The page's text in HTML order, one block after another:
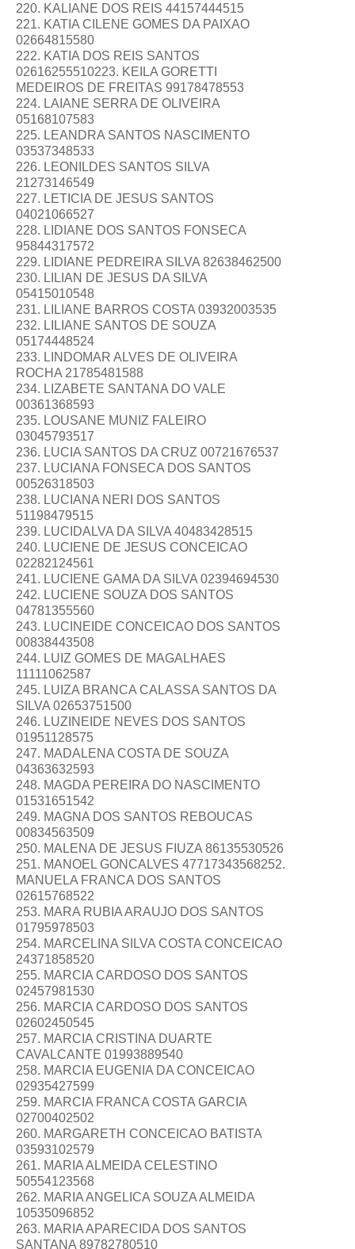
220. KALIANE DOS REIS 44157444515
221. KATIA CILENE GOMES DA PAIXAO
02664815580
222. KATIA DOS REIS SANTOS
02616255510223. KEILA GORETTI
MEDEIROS DE FREITAS 99178478553
224. LAIANE SERRA DE OLIVEIRA
05168107583
225. LEANDRA SANTOS NASCIMENTO
03537348533
226. LEONILDES SANTOS SILVA
21273146549
227. LETICIA DE JESUS SANTOS
04021066527
228. LIDIANE DOS SANTOS FONSECA
95844317572
229. LIDIANE PEDREIRA SILVA 82638462500
230. LILIAN DE JESUS DA SILVA
05415010548
231. LILIANE BARROS COSTA 03932003535
232. LILIANE SANTOS DE SOUZA
05174448524
233. LINDOMAR ALVES DE OLIVEIRA
ROCHA 21785481588
234. LIZABETE SANTANA DO VALE
00361368593
235. LOUSANE MUNIZ FALEIRO
03045793517
236. LUCIA SANTOS DA CRUZ 00721676537
237. LUCIANA FONSECA DOS SANTOS
00526318503
238. LUCIANA NERI DOS SANTOS
51198479515
239. LUCIDALVA DA SILVA 40483428515
240. LUCIENE DE JESUS CONCEICAO
02282124561
241. LUCIENE GAMA DA SILVA 02394694530
242. LUCIENE SOUZA DOS SANTOS
04781355560
243. LUCINEIDE CONCEICAO DOS SANTOS
00838443508
244. LUIZ GOMES DE MAGALHAES
11111062587
245. LUIZA BRANCA CALASSA SANTOS DA
SILVA 02653751500
246. LUZINEIDE NEVES DOS SANTOS
01951128575
247. MADALENA COSTA DE SOUZA
04363632593
248. MAGDA PEREIRA DO NASCIMENTO
01531651542
249. MAGNA DOS SANTOS REBOUCAS
00834563509
250. MALENA DE JESUS FIUZA 86135530526
251. MANOEL GONCALVES 47717343568252.
MANUELA FRANCA DOS SANTOS
02615768522
253. MARA RUBIA ARAUJO DOS SANTOS
01795978503
254. MARCELINA SILVA COSTA CONCEICAO
24371858520
255. MARCIA CARDOSO DOS SANTOS
02457981530
256. MARCIA CARDOSO DOS SANTOS
02602450545
257. MARCIA CRISTINA DUARTE
CAVALCANTE 01993889540
258. MARCIA EUGENIA DA CONCEICAO
02935427599
259. MARCIA FRANCA COSTA GARCIA
02700402502
260. MARGARETH CONCEICAO BATISTA
03593102579
261. MARIA ALMEIDA CELESTINO
50554123568
262. MARIA ANGELICA SOUZA ALMEIDA
10535096852
263. MARIA APARECIDA DOS SANTOS
SANTANA 89782780510